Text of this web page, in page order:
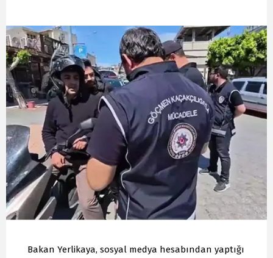
Bakan Yerlikaya, sosyal medya hesabından yaptığı